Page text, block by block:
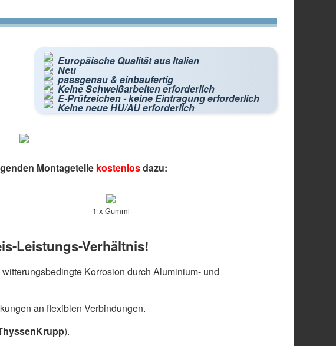
Europäische Qualität aus Italien
Neu
passgenau & einbaufertig
Keine Schweißarbeiten erforderlich
E-Prüfzeichen - keine Eintragung erforderlich
Keine neue HU/AU erforderlich
Montageteile kostenlosdazu:
1 x Gummi
Leistungs-Verhältnis!
Korrosion durch Aluminium- und
an flexiblen Verbindungen.
).